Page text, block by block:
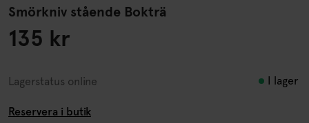
Smörkniv stående Bokträ
135 kr
Lagerstatus online I lager
Reservera i butik